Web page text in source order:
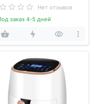
Нет отзывов
заказ 4-5 дней